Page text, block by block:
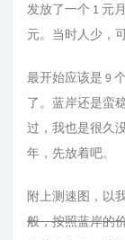
发放了一个 1 元
元。当时人少，
最开始应该是 9
了。蓝岸还是蛮
过，我也是很久
年，先放着吧。
附上测速图，以
般，按照蓝岸的